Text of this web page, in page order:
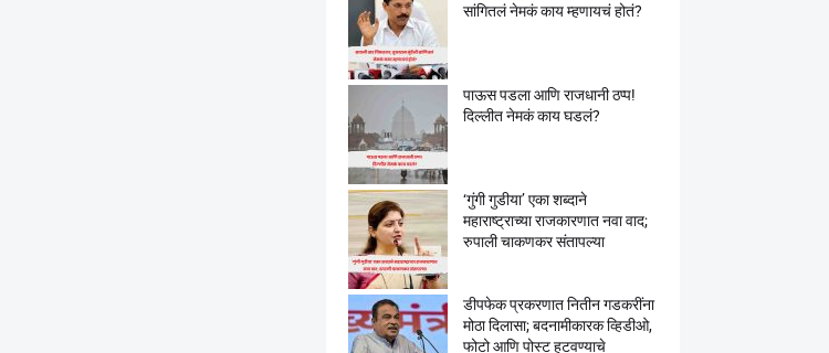
सांगितलं नेमकं काय म्हणायचं होतं?
पाऊस पडला आणि राजधानी ठप्प!
दिल्लीत नेमकं काय घडलं?
‘गुंगी गुडीया’ एका शब्दाने
महाराष्ट्राच्या राजकारणात नवा वाद;
रुपाली चाकणकर संतापल्या
डीपफेक प्रकरणात नितीन गडकरींना
मोठा दिलासा; बदनामीकारक व्हिडीओ,
फोटो आणि पोस्ट हटवण्याचे